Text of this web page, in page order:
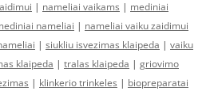
| nameliai vaikams | mediniai
nameliai | nameliai vaiku zaidimui
| siukliu isvezimas klaipeda | vaiku
klaipeda | tralas klaipeda | griovimo
| klinkerio trinkeles | biopreparatai